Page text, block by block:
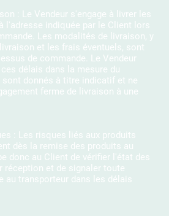
: Le Vendeur s'engage à livrer les
l'adresse indiquée par le Client lors
Les modalités de livraison, y
et les frais éventuels, sont
de commande. Le Vendeur
délais dans la mesure du
donnés à titre indicatif et ne
ferme de livraison à une
: Les risques liés aux produits
dès la remise des produits au
donc au Client de vérifier l'état des
réception et de signaler toute
au transporteur dans les délais